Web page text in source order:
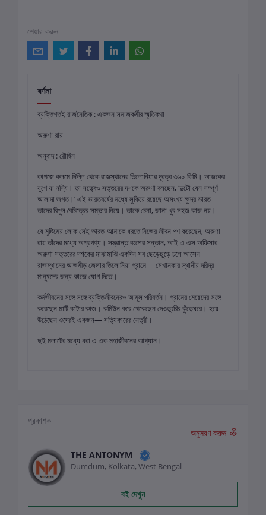
শেয়ার করুন
বর্ণনা
ব্যক্তিগতই রাজনৈতিক : একজন সমাজকর্মীর স্মৃতিকথা
অরুণা রায়
অনুবাদ : রৌহিন
কাগজে কলমে দিল্লি থেকে রাজস্থানের তিলোনিয়ার দূরত্ব ৩৬০ কিমি। আজকের
যুগে যা নস্যি। তা সত্ত্বেও সত্তরের দশকে অরুণা বলছেন, ‘দুটো যেন সম্পূর্ণ
আলাদা জগত।’ এই ভারতবর্ষের মধ্যে লুকিয়ে রয়েছে অসংখ্য ক্ষুদ্র ভারত—
তাদের বিপুল বৈচিত্রের সম্ভার নিয়ে। তাকে চেনা, জানা খুব সহজ কাজ নয়।
যে মুষ্টিমেয় লোক সেই ভারত-আত্মাকে ধরতে নিজের জীবন পণ করেছেন, অরুণা
রায় তাঁদের মধ্যে অগ্রগণ্য। সম্ভ্রান্ত বংশের সন্তান, আই এ এস অফিসার
অরুণা সত্তরের দশকের মাঝামাঝি একদিন সব ছেড়েছুড়ে চলে আসেন
রাজস্থানের আজমীড় জেলার তিলোনিয়া গ্রামে— সেখানকার স্থানীয় দরিদ্র
মানুষদের জন্য কাজে যোগ দিতে।
কর্মজীবনের সঙ্গে সঙ্গে ব্যক্তিজীবনেরও আমূল পরিবর্তন। গ্রামের মেয়েদের সঙ্গে
করেছেন মাটি কাটার কাজ। কমিউন করে থেকেছেন দেওডুংরির কুঁড়েঘরে। হয়ে
উঠেছেন ওদেরই একজন— সত্যিকারের নেত্রী।
দুই মলাটের মধ্যে ধরা এ এক মহাজীবনের আখ্যান।
প্রকাশক
অনুসরণ করুন
THE ANTONYM
Dumdum, Kolkata, West Bengal
বই দেখুন